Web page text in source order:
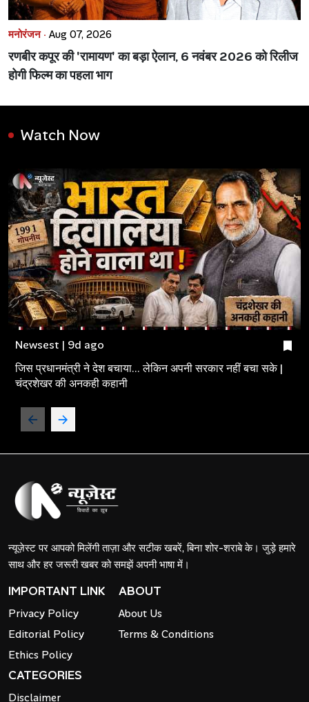
मनोरंजन · Aug 07, 2026
रणबीर कपूर की 'रामायण' का बड़ा ऐलान, 6 नवंबर 2026 को रिलीज
होगी फिल्म का पहला भाग
Watch Now
Newsest | 9d ago
जिस प्रधानमंत्री ने देश बचाया... लेकिन अपनी सरकार नहीं बचा सके |
चंद्रशेखर की अनकही कहानी
न्यूज़ेस्ट पर आपको मिलेंगी ताज़ा और सटीक खबरें, बिना शोर-शराबे के। जुड़े हमारे
साथ और हर जरूरी खबर को समझें अपनी भाषा में।
IMPORTANT LINK
Privacy Policy
Editorial Policy
Ethics Policy
ABOUT
About Us
Terms & Conditions
CATEGORIES
Disclaimer